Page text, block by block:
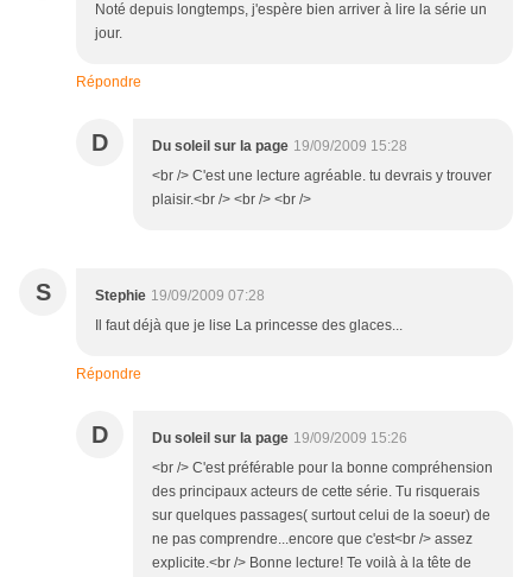
Noté depuis longtemps, j'espère bien arriver à lire la série un
jour.
Répondre
D Du soleil sur la page 19/09/2009 15:28
<br /> C'est une lecture agréable. tu devrais y trouver
plaisir.<br /> <br /> <br />
S Stephie 19/09/2009 07:28
Il faut déjà que je lise La princesse des glaces...
Répondre
D Du soleil sur la page 19/09/2009 15:26
<br /> C'est préférable pour la bonne compréhension
des principaux acteurs de cette série. Tu risquerais
sur quelques passages( surtout celui de la soeur) de
ne pas comprendre...encore que c'est<br /> assez
explicite.<br /> Bonne lecture! Te voilà à la tête de